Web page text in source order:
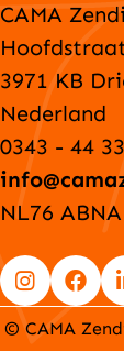
CAMA
3971 KB
Nederland
0343 - 44
NL76
Go
Go
© CAMA